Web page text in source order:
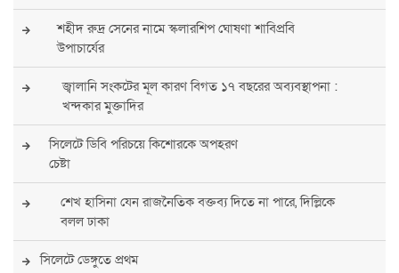
শহীদ রুদ্র সেনের নামে স্কলারশিপ ঘোষণা শাবিপ্রবি
উপাচার্যের
জ্বালানি সংকটের মূল কারণ বিগত ১৭ বছরের অব্যবস্থাপনা :
খন্দকার মুক্তাদির
সিলেটে ডিবি পরিচয়ে কিশোরকে অপহরণ
চেষ্টা
শেখ হাসিনা যেন রাজনৈতিক বক্তব্য দিতে না পারে, দিল্লিকে
বলল ঢাকা
সিলেটে ডেঙ্গুতে প্রথম